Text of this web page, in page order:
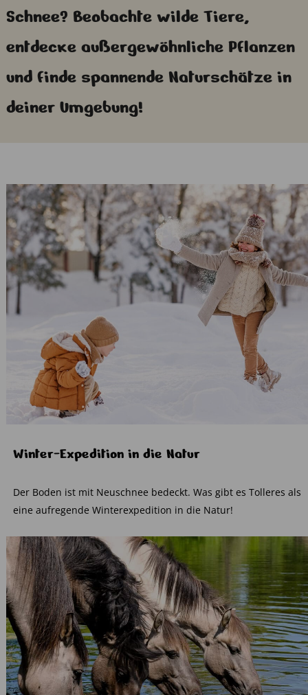
Schnee? Beobachte wilde Tiere,
entdecke außergewöhnliche Pflanzen
und finde spannende Naturschätze in
deiner Umgebung!
Winter-Expedition in die Natur
Der Boden ist mit Neuschnee bedeckt. Was gibt es Tolleres als
eine aufregende Winterexpedition in die Natur!